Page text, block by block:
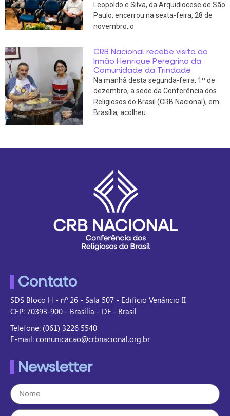
Leopoldo e Silva, da Arquidiocese de São
Paulo, encerrou na sexta-feira, 28 de
novembro, o
CRB Nacional recebe visita do
Irmão Henrique Peregrino da
Comunidade da Trindade
Na manhã desta segunda-feira, 1º de
dezembro, a sede da Conferência dos
Religiosos do Brasil (CRB Nacional), em
Brasília, acolheu
Contato
SDS Bloco H - nº 26 - Sala 507 - Edifício Venâncio II
CEP: 70393-900 - Brasília - DF - Brasil
Telefone: (061) 3226 5540
E-mail: comunicacao@crbnacional.org.br
Newsletter